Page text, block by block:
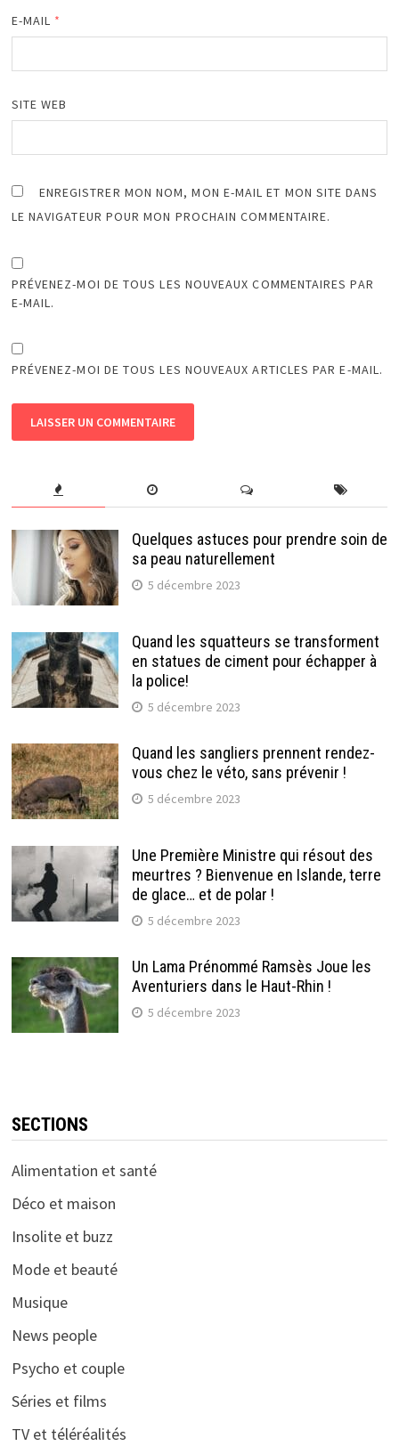
E-MAIL *
SITE WEB
ENREGISTRER MON NOM, MON E-MAIL ET MON SITE DANS
LE NAVIGATEUR POUR MON PROCHAIN COMMENTAIRE.
PRÉVENEZ-MOI DE TOUS LES NOUVEAUX COMMENTAIRES PAR
E-MAIL.
PRÉVENEZ-MOI DE TOUS LES NOUVEAUX ARTICLES PAR E-MAIL.
Quelques astuces pour prendre soin de
sa peau naturellement
5 décembre 2023
Quand les squatteurs se transforment
en statues de ciment pour échapper à
la police!
5 décembre 2023
Quand les sangliers prennent rendez-
vous chez le véto, sans prévenir !
5 décembre 2023
Une Première Ministre qui résout des
meurtres ? Bienvenue en Islande, terre
de glace… et de polar !
5 décembre 2023
Un Lama Prénommé Ramsès Joue les
Aventuriers dans le Haut-Rhin !
5 décembre 2023
SECTIONS
Alimentation et santé
Déco et maison
Insolite et buzz
Mode et beauté
Musique
News people
Psycho et couple
Séries et films
TV et téléréalités